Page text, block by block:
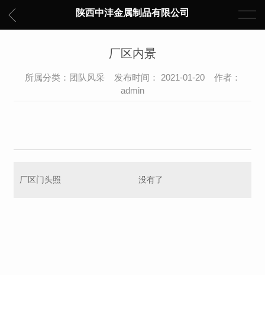
陕西中沣金属制品有限公司
厂区内景
所属分类：团队风采 发布时间： 2021-01-20 作者：
admin
厂区门头照 没有了